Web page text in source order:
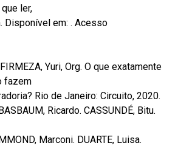
ler,
Disponível em: . Acesso
Yuri, Org. O que exatamente
fazem
Rio de Janeiro: Circuito, 2020.
Ricardo. CASSUNDÉ, Bitu.
Marconi. DUARTE, Luisa.